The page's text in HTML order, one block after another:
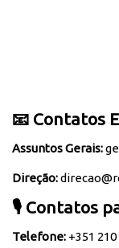
📧 Contatos
Assuntos Gerais:
Direção:
🎙️ Contatos
Telefone: +351